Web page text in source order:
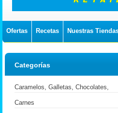
Ofertas Recetas Nuestras
Categorías
Caramelos, Galletas, Chocolates,
Carnes